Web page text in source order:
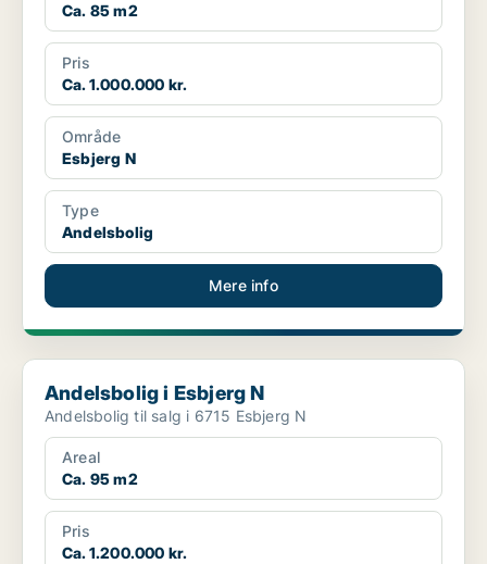
Ca. 85 m2
Pris
Ca. 1.000.000 kr.
Område
Esbjerg N
Type
Andelsbolig
Mere info
Andelsbolig i Esbjerg N
Andelsbolig i Esbjerg N
Andelsbolig til salg i 6715 Esbjerg N
Areal
Ca. 95 m2
Pris
Ca. 1.200.000 kr.